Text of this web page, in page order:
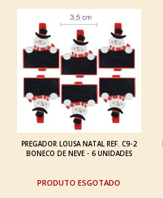
PREGADOR LOUSA NATAL REF. C9-2
BONECO DE NEVE - 6 UNIDADES
ESGOTADO